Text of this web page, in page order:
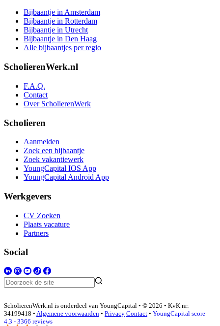
Bijbaantje in Amsterdam
Bijbaantje in Rotterdam
Bijbaantje in Utrecht
Bijbaantje in Den Haag
Alle bijbaantjes per regio
ScholierenWerk.nl
F.A.Q.
Contact
Over ScholierenWerk
Scholieren
Aanmelden
Zoek een bijbaantje
Zoek vakantiewerk
YoungCapital IOS App
YoungCapital Android App
Werkgevers
CV Zoeken
Plaats vacature
Partners
Social
ScholierenWerk.nl is onderdeel van YoungCapital • © 2026 • KvK nr:
34199418 • Algemene voorwaarden • Privacy Contact • YoungCapital score
4.3 - 3366 reviews